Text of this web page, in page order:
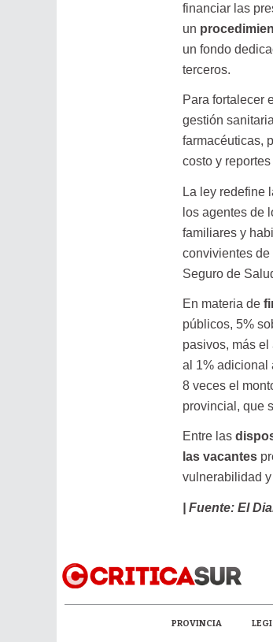
financiar las
un
un fondo
terceros.
Para fortalecer
gestión
farmacéuticas,
costo y
La ley redefine
los agentes de
familiares y
convivientes
Seguro de
En materia de
públicos, 5%
pasivos, más
al 1% adicional
8 veces el
provincial, que
Entre las
las vacantes
vulnerabilidad
| Fuente: El
PROVINCIA